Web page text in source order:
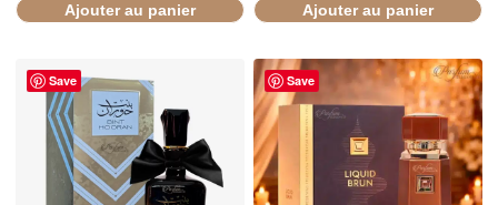
Ajouter au panier Ajouter au panier
Save Save